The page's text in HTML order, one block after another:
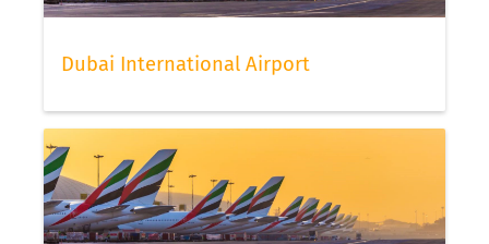
Dubai International Airport